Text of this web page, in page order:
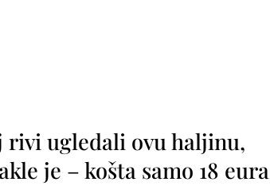
rivi ugledali ovu haljinu,
je – košta samo 18 eura